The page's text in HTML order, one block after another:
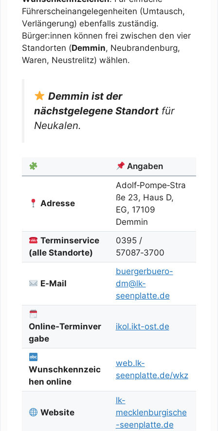
Führerscheinangelegenheiten (Umtausch,
Verlängerung) ebenfalls zuständig.
Bürger:innen können frei zwischen den vier
Standorten (Demmin, Neubrandenburg,
Waren, Neustrelitz) wählen.
Demmin ist der
nächstgelegene Standort für
Neukalen.
Angaben
Adresse
Adolf‑Pompe‑Stra
ße 23, Haus D,
EG, 17109
Demmin
Terminservice
(alle Standorte)
0395 /
57087‑3700
E‑Mail
buergerbuero-
dm@lk-
seenplatte.de
Online‑Terminver
gabe
ikol.ikt-ost.de
Wunschkennzeic
hen online
web.lk-
seenplatte.de/wkz
Website
lk-
mecklenburgische
-seenplatte.de